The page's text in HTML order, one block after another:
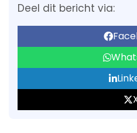
Deel dit bericht via: